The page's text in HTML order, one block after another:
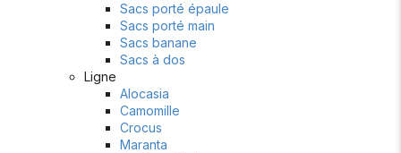
Sacs porté épaule
Sacs porté main
Sacs banane
Sacs à dos
Ligne
Alocasia
Camomille
Crocus
Maranta